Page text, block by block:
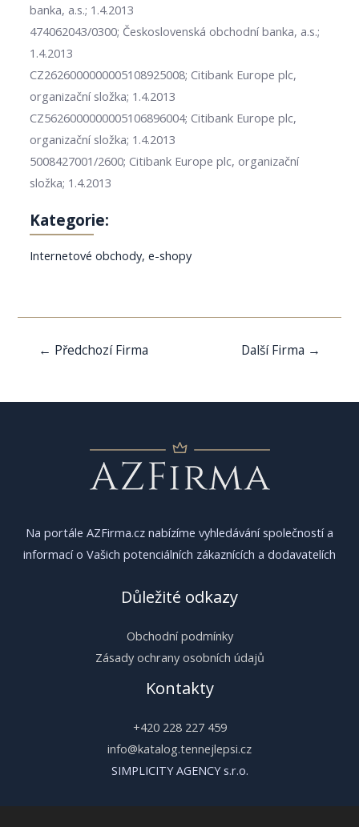
banka, a.s.; 1.4.2013
474062043/0300; Československá obchodní banka, a.s.;
1.4.2013
CZ2626000000005108925008; Citibank Europe plc,
organizační složka; 1.4.2013
CZ5626000000005106896004; Citibank Europe plc,
organizační složka; 1.4.2013
5008427001/2600; Citibank Europe plc, organizační
složka; 1.4.2013
Kategorie:
Internetové obchody, e-shopy
Navigace
← Předchozí Firma Další Firma →
Na portále AZFirma.cz nabízíme vyhledávání společností a
informací o Vašich potenciálních zákaznících a dodavatelích
Důležité odkazy
Obchodní podmínky
Zásady ochrany osobních údajů
Kontakty
+420 228 227 459
info@katalog.tennejlepsi.cz
SIMPLICITY AGENCY s.r.o.